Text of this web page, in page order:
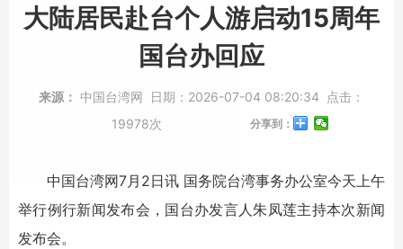
大陆居民赴台个人游启动15周年
国台办回应
来源： 中国台湾网 日期： 2026-07-04 08:20:34
点击：
19978次
分享到：
中国台湾网7月2日讯 国务院台湾事务办公室今天上午
举行例行新闻发布会，国台办发言人朱凤莲主持本次新闻
发布会。